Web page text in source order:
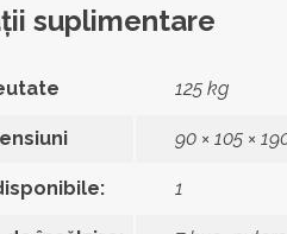
suplimentare
125 kg
90 × 105 ×
1